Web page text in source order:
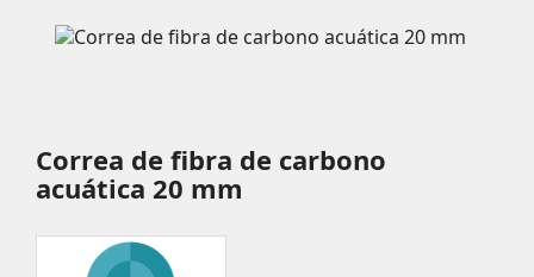
Correa de fibra de carbono
acuática 20 mm